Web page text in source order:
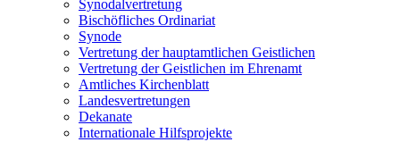
Synodalvertretung
Bischöfliches Ordinariat
Synode
Vertretung der hauptamtlichen Geistlichen
Vertretung der Geistlichen im Ehrenamt
Amtliches Kirchenblatt
Landesvertretungen
Dekanate
Internationale Hilfsprojekte